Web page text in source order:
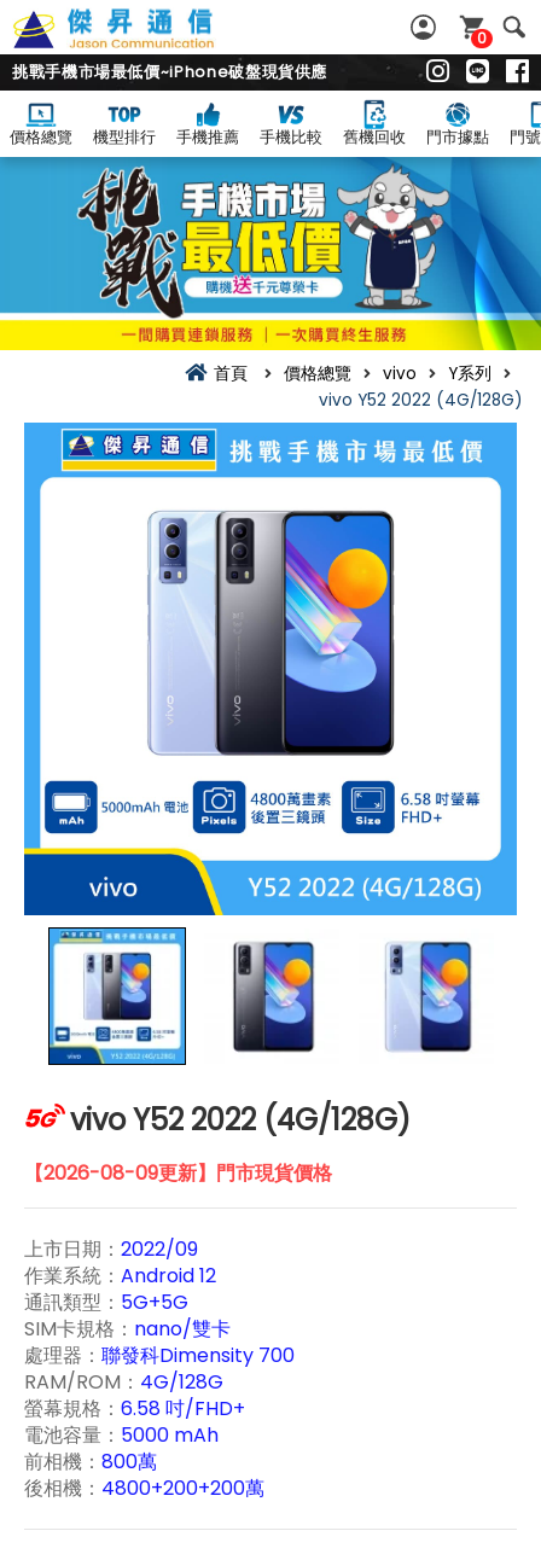
0
挑戰手機市場最低價~iPhone破盤現貨供應
價格總覽 機型排行 手機推薦 手機比較 舊機回收 門市據點 門
首頁 價格總覽 vivo
Y系列
vivo Y52 2022 (4G/128G)
vivo Y52 2022 (4G/128G)
【2026-08-09更新】門市現貨價格
上市日期： 2022/09
作業系統： Android 12
通訊類型： 5G+5G
SIM卡規格： nano/雙卡
處理器： 聯發科Dimensity 700
RAM/ROM： 4G/128G
螢幕規格： 6.58 吋/FHD+
電池容量： 5000 mAh
前相機： 800萬
後相機： 4800+200+200萬